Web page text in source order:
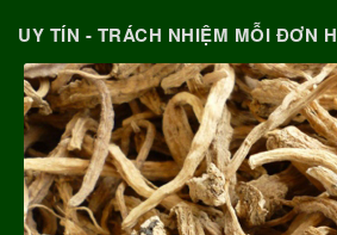
UY TÍN - TRÁCH NHIỆM MỖI ĐƠN